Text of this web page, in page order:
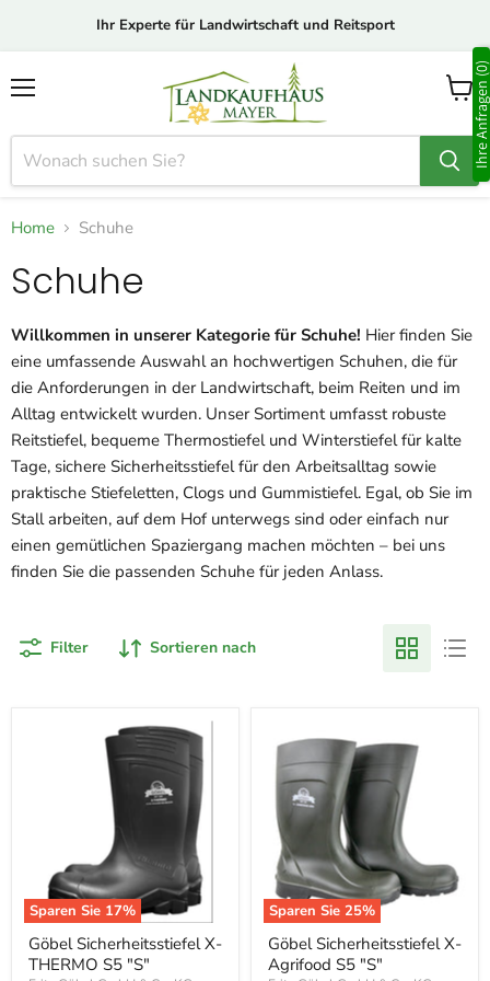
Ihr Experte für Landwirtschaft und Reitsport
Home Schuhe
Schuhe
Willkommen in unserer Kategorie für Schuhe! Hier finden Sie
eine umfassende Auswahl an hochwertigen Schuhen, die für
die Anforderungen in der Landwirtschaft, beim Reiten und im
Alltag entwickelt wurden. Unser Sortiment umfasst robuste
Reitstiefel, bequeme Thermostiefel und Winterstiefel für kalte
Tage, sichere Sicherheitsstiefel für den Arbeitsalltag sowie
praktische Stiefeletten, Clogs und Gummistiefel. Egal, ob Sie im
Stall arbeiten, auf dem Hof unterwegs sind oder einfach nur
einen gemütlichen Spaziergang machen möchten – bei uns
finden Sie die passenden Schuhe für jeden Anlass.
Filter Sortieren nach
Sparen Sie 17%
Göbel Sicherheitsstiefel X-
THERMO S5 "S"
Sparen Sie 25%
Göbel Sicherheitsstiefel X-
Agrifood S5 "S"
Ihre Anfragen (0)